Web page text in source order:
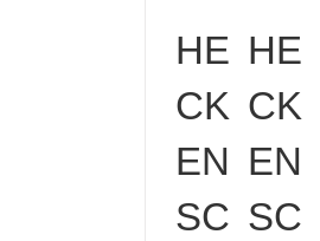
HE
CK
EN
SC
HE
CK
EN
SC